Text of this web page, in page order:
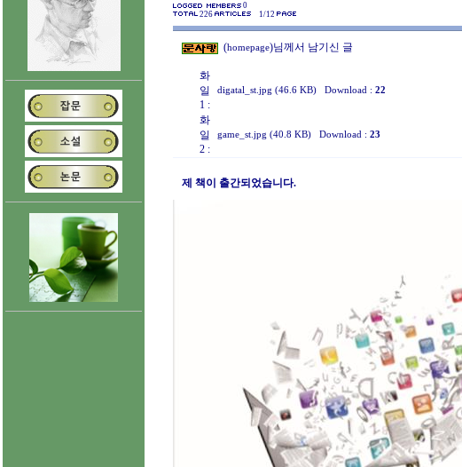
0
226
1/12
(homepage)님께서 남기신 글
화
일
1 :
digatal_st.jpg (46.6 KB) Download : 22
화
일
2 :
game_st.jpg (40.8 KB) Download : 23
제 책이 출간되었습니다.